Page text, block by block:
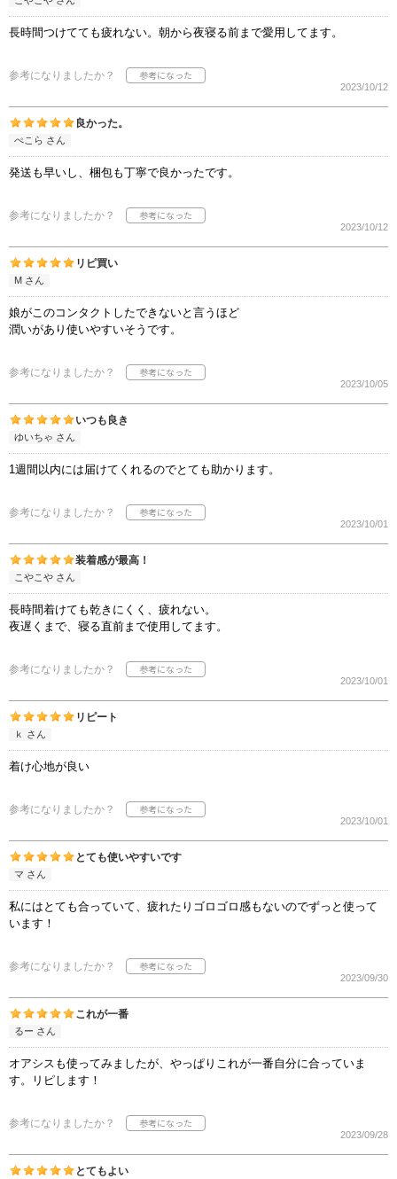
長時間つけてても疲れない。朝から夜寝る前まで愛用してます。
参考になりましたか？
2023/10/12
良かった。
ぺこら さん
発送も早いし、梱包も丁寧で良かったです。
参考になりましたか？
2023/10/12
リピ買い
М さん
娘がこのコンタクトしたできないと言うほど
潤いがあり使いやすいそうです。
参考になりましたか？
2023/10/05
いつも良き
ゆいちゃ さん
1週間以内には届けてくれるのでとても助かります。
参考になりましたか？
2023/10/01
装着感が最高！
こやこや さん
長時間着けても乾きにくく、疲れない。
夜遅くまで、寝る直前まで使用してます。
参考になりましたか？
2023/10/01
リピート
ｋ さん
着け心地が良い
参考になりましたか？
2023/10/01
とても使いやすいです
マ さん
私にはとても合っていて、疲れたりゴロゴロ感もないのでずっと使って
います！
参考になりましたか？
2023/09/30
これが一番
るー さん
オアシスも使ってみましたが、やっぱりこれが一番自分に合っていま
す。リピします！
参考になりましたか？
2023/09/28
とてもよい